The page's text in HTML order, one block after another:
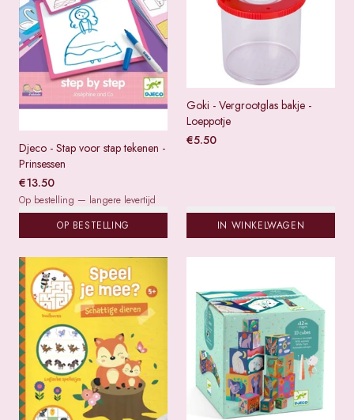
Djeco - Stap voor stap tekenen -
Prinsessen
€13.50
Op bestelling — langere levertijd
OP BESTELLING
Goki - Vergrootglas bakje -
Loeppotje
€5.50
IN WINKELWAGEN